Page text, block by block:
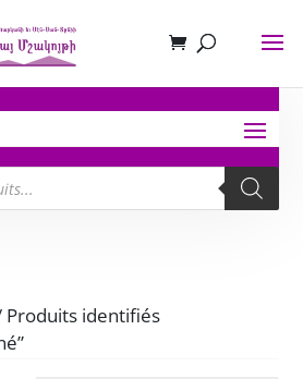
Produits identifiés